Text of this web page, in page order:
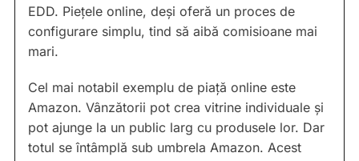
EDD. Piețele online, deși oferă un proces de
configurare simplu, tind să aibă comisioane mai
mari.
Cel mai notabil exemplu de piață online este
Amazon. Vânzătorii pot crea vitrine individuale și
pot ajunge la un public larg cu produsele lor. Dar
totul se întâmplă sub umbrela Amazon. Acest